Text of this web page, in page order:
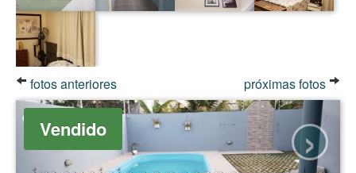
fotos anteriores próximas fotos
›
Vendido